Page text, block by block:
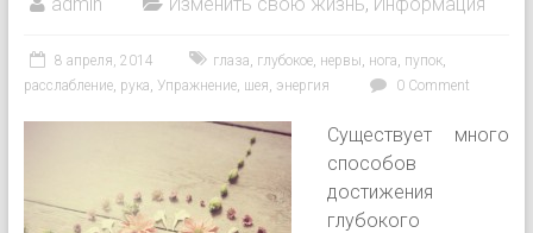
8 апреля, 2014 глаза, глубокое, нервы, нога, пупок,
расслабление, рука, Упражнение, шея, энергия 0 Comment
Существует много
способов
достижения
глубокого